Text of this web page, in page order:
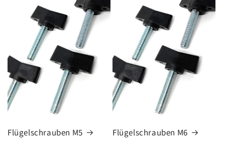
Flügelschrauben M5 Flügelschrauben M6